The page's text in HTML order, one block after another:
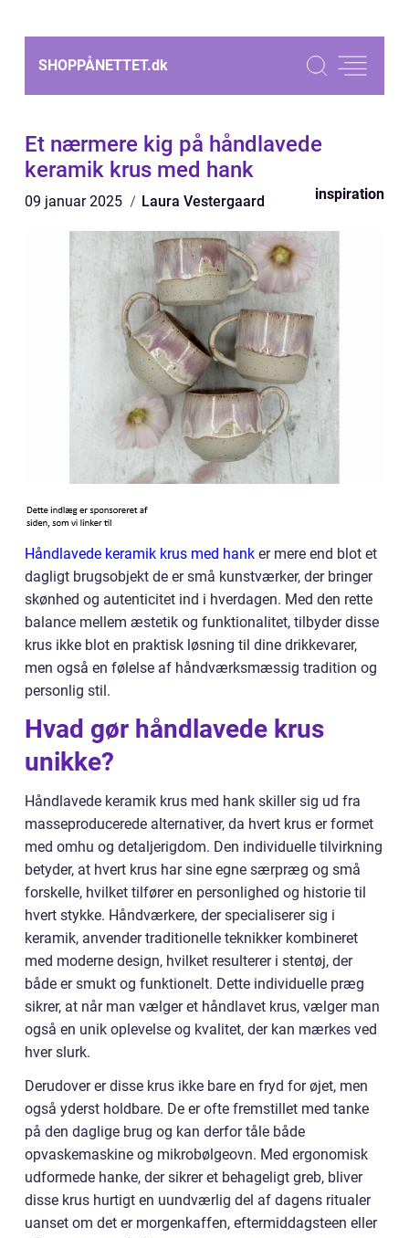
SHOPPÅNETTET.dk
Et nærmere kig på håndlavede
keramik krus med hank
09 januar 2025 Laura Vestergaard inspiration
Håndlavede keramik krus med hank er mere end blot et
dagligt brugsobjekt de er små kunstværker, der bringer
skønhed og autenticitet ind i hverdagen. Med den rette
balance mellem æstetik og funktionalitet, tilbyder disse
krus ikke blot en praktisk løsning til dine drikkevarer,
men også en følelse af håndværksmæssig tradition og
personlig stil.
Hvad gør håndlavede krus
unikke?
Håndlavede keramik krus med hank skiller sig ud fra
masseproducerede alternativer, da hvert krus er formet
med omhu og detaljerigdom. Den individuelle tilvirkning
betyder, at hvert krus har sine egne særpræg og små
forskelle, hvilket tilfører en personlighed og historie til
hvert stykke. Håndværkere, der specialiserer sig i
keramik, anvender traditionelle teknikker kombineret
med moderne design, hvilket resulterer i stentøj, der
både er smukt og funktionelt. Dette individuelle præg
sikrer, at når man vælger et håndlavet krus, vælger man
også en unik oplevelse og kvalitet, der kan mærkes ved
hver slurk.
Derudover er disse krus ikke bare en fryd for øjet, men
også yderst holdbare. De er ofte fremstillet med tanke
på den daglige brug og kan derfor tåle både
opvaskemaskine og mikrobølgeovn. Med ergonomisk
udformede hanke, der sikrer et behageligt greb, bliver
disse krus hurtigt en uundværlig del af dagens ritualer
uanset om det er morgenkaffen, eftermiddagsteen eller